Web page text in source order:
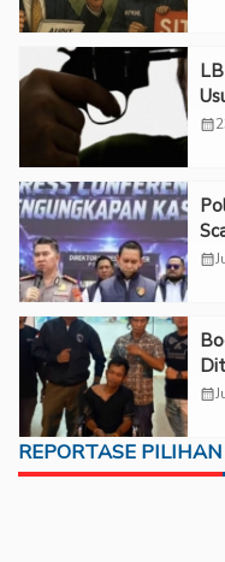
calendar_month
calendar_month
calendar_month
REPORTASE PILIHAN